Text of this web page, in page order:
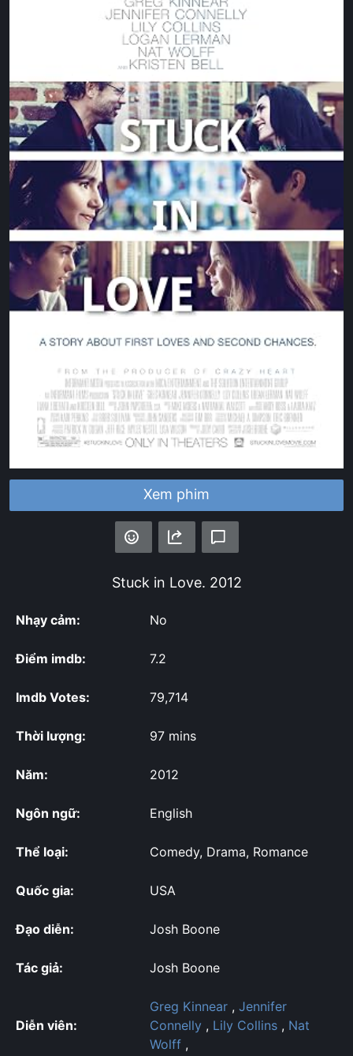
Xem phim
Stuck in Love. 2012
Nhạy cảm: No
Điểm imdb: 7.2
Imdb Votes: 79,714
Thời lượng: 97 mins
Năm: 2012
Ngôn ngữ: English
Thể loại: Comedy, Drama, Romance
Quốc gia: USA
Đạo diễn: Josh Boone
Tác giả: Josh Boone
Diễn viên:
Greg Kinnear , Jennifer
Connelly , Lily Collins , Nat
Wolff ,